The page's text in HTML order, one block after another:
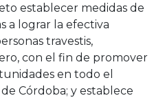
establecer medidas de
a lograr la efectiva
travestis,
con el fin de promover
en todo el
Córdoba; y establece